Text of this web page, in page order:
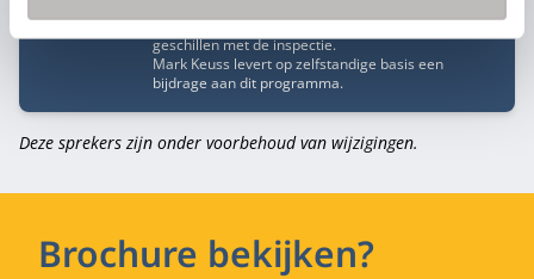
zekerheid, maatschapsovereenkomsten en
geschillen met de inspectie.
Mark Keuss levert op zelfstandige basis een
bijdrage aan dit programma.
Deze sprekers zijn onder voorbehoud van wijzigingen.
Brochure bekijken?